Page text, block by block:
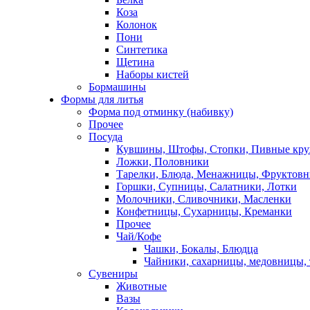
Коза
Колонок
Пони
Синтетика
Щетина
Наборы кистей
Бормашины
Формы для литья
Форма под отминку (набивку)
Прочее
Посуда
Кувшины, Штофы, Стопки, Пивные
Ложки, Половники
Тарелки, Блюда, Менажницы,
Горшки, Супницы, Салатники, Лотки
Молочники, Сливочники, Масленки
Конфетницы, Сухарницы, Креманки
Прочее
Чай/Кофе
Чашки, Бокалы, Блюдца
Чайники, сахарницы, медовницы,
Сувениры
Животные
Вазы